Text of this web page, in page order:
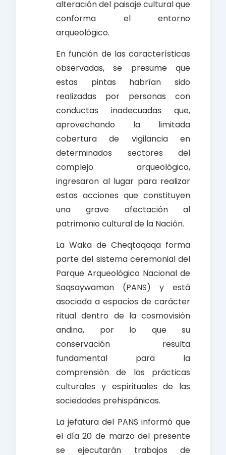
alteración del paisaje cultural que
conforma el entorno
arqueológico.
En función de las características
observadas, se presume que
estas pintas habrían sido
realizadas por personas con
conductas inadecuadas que,
aprovechando la limitada
cobertura de vigilancia en
determinados sectores del
complejo arqueológico,
ingresaron al lugar para realizar
estas acciones que constituyen
una grave afectación al
patrimonio cultural de la Nación.
La Waka de Cheqtaqaqa forma
parte del sistema ceremonial del
Parque Arqueológico Nacional de
Saqsaywaman (PANS) y está
asociada a espacios de carácter
ritual dentro de la cosmovisión
andina, por lo que su
conservación resulta
fundamental para la
comprensión de las prácticas
culturales y espirituales de las
sociedades prehispánicas.
La jefatura del PANS informó que
el día 20 de marzo del presente
se ejecutarán trabajos de